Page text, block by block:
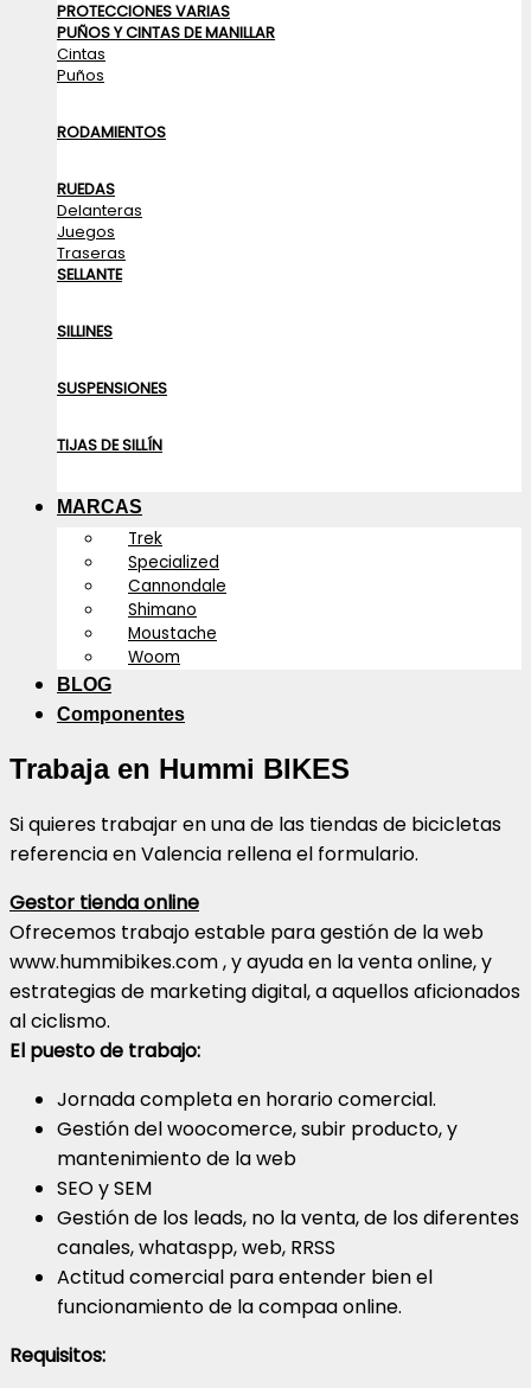
PROTECCIONES VARIAS
PUÑOS Y CINTAS DE MANILLAR
Cintas
Puños
RODAMIENTOS
RUEDAS
Delanteras
Juegos
Traseras
SELLANTE
SILLINES
SUSPENSIONES
TIJAS DE SILLÍN
MARCAS
Trek
Specialized
Cannondale
Shimano
Moustache
Woom
BLOG
Componentes
Trabaja en Hummi BIKES
Si quieres trabajar en una de las tiendas de bicicletas
referencia en Valencia rellena el formulario.
Gestor tienda online
Ofrecemos trabajo estable para gestión de la web
www.hummibikes.com , y ayuda en la venta online, y
estrategias de marketing digital, a aquellos aficionados
al ciclismo.
El puesto de trabajo:
Jornada completa en horario comercial.
Gestión del woocomerce, subir producto, y
mantenimiento de la web
SEO y SEM
Gestión de los leads, no la venta, de los diferentes
canales, whataspp, web, RRSS
Actitud comercial para entender bien el
funcionamiento de la compaa online.
Requisitos: